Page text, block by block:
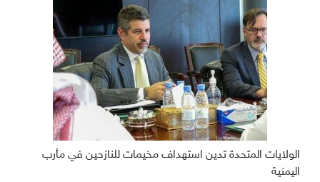
الولايات المتحدة تدين استهداف مخيمات للنازحين في مأرب
اليمنية